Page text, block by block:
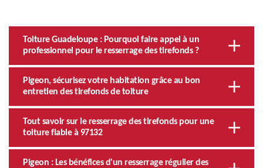
Toiture Guadeloupe : Pourquoi faire appel à un
professionnel pour le resserrage des tirefonds ?
Pigeon, sécurisez votre habitation grâce au bon
entretien des tirefonds de toiture
Tout savoir sur le resserrage des tirefonds pour une
toiture fiable à 97132
Pigeon : Les bénéfices d'un resserrage régulier des